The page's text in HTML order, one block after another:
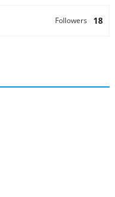
18
Followers